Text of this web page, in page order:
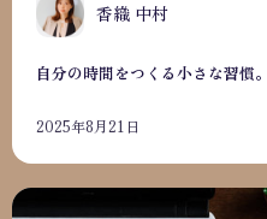
香織 中村
自分の時間をつくる小さな習慣
2025年8月21日
自信がなくても大丈夫。小